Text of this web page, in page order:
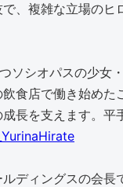
、複雑な立場のヒ
ソシオパスの少女
食店で働き始め
長を支えます。
ディングスの会